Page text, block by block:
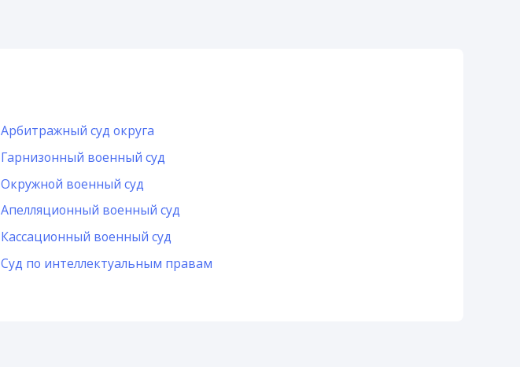
Арбитражный суд округа
Гарнизонный военный суд
Окружной военный суд
Апелляционный военный суд
Кассационный военный суд
Суд по интеллектуальным правам